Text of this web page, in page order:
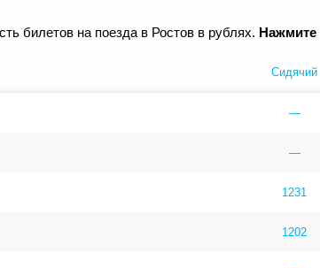
билетов на поезда в Ростов в рублях. Нажмите
Сидячий
—
—
1231
1202